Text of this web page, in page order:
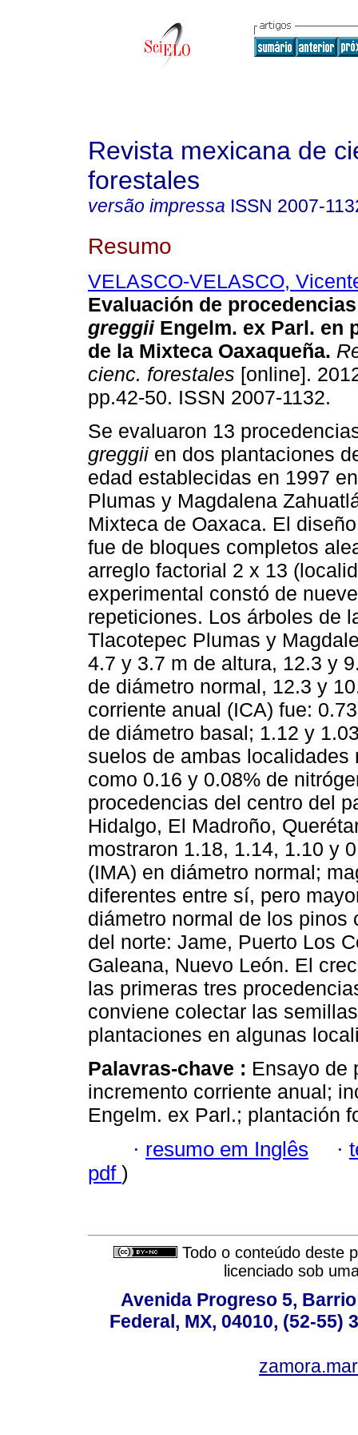
Revista mexicana de
forestales
versão impressa ISSN 2007-
Resumo
VELASCO-VELASCO,
Evaluación de
greggiiEngelm. ex Parl. en
de la Mixteca Oaxaqueña.
cienc. forestales [online].
pp.42-50. ISSN 2007-1132.
Se evaluaron 13
greggii en dos plantaciones
edad establecidas en 1997
Plumas y Magdalena
Mixteca de Oaxaca. El
fue de bloques completos
arreglo factorial 2 x 13
experimental constó de
repeticiones. Los árboles de
Tlacotepec Plumas y
4.7 y 3.7 m de altura, 12.3 y
de diámetro normal, 12.3 y
corriente anual (ICA) fue:
de diámetro basal; 1.12 y
suelos de ambas
como 0.16 y 0.08% de
procedencias del centro del
Hidalgo, El Madroño,
mostraron 1.18, 1.14, 1.10 y
(IMA) en diámetro normal;
diferentes entre sí, pero
diámetro normal de los
del norte: Jame, Puerto Los
Galeana, Nuevo León. El
las primeras tres
conviene colectar las
plantaciones en algunas
Palavras-chave : Ensayo de
incremento corriente anual;
Engelm. ex Parl.; plantación
· resumo em Inglês ·
pdf )
Todo o conteúdo deste
licenciado sob
Avenida Progreso 5,
Federal, MX, 04010, (52-55)